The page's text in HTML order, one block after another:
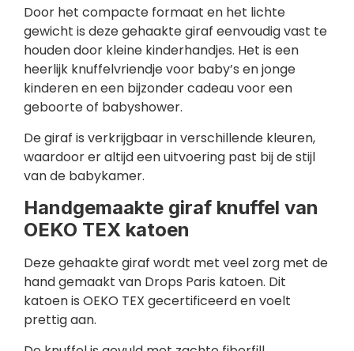
Door het compacte formaat en het lichte
gewicht is deze gehaakte giraf eenvoudig vast te
houden door kleine kinderhandjes. Het is een
heerlijk knuffelvriendje voor baby’s en jonge
kinderen en een bijzonder cadeau voor een
geboorte of babyshower.
De giraf is verkrijgbaar in verschillende kleuren,
waardoor er altijd een uitvoering past bij de stijl
van de babykamer.
Handgemaakte giraf knuffel van
OEKO TEX katoen
Deze gehaakte giraf wordt met veel zorg met de
hand gemaakt van Drops Paris katoen. Dit
katoen is OEKO TEX gecertificeerd en voelt
prettig aan.